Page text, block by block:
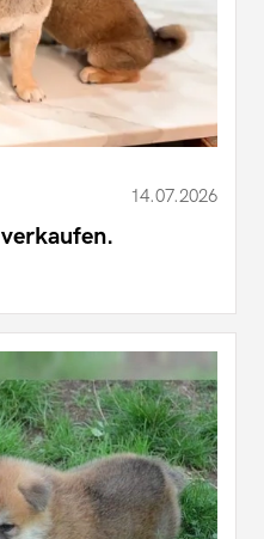
14.07.2026